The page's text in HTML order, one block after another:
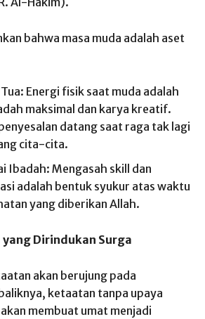
bahwa masa muda adalah aset
Energi fisik saat muda adalah
maksimal dan karya kreatif.
datang saat raga tak lagi
cita-cita.
Ibadah: Mengasah skill dan
adalah bentuk syukur atas waktu
yang diberikan Allah.
Dirindukan Surga
akan berujung pada
ketaatan tanpa upaya
membuat umat menjadi